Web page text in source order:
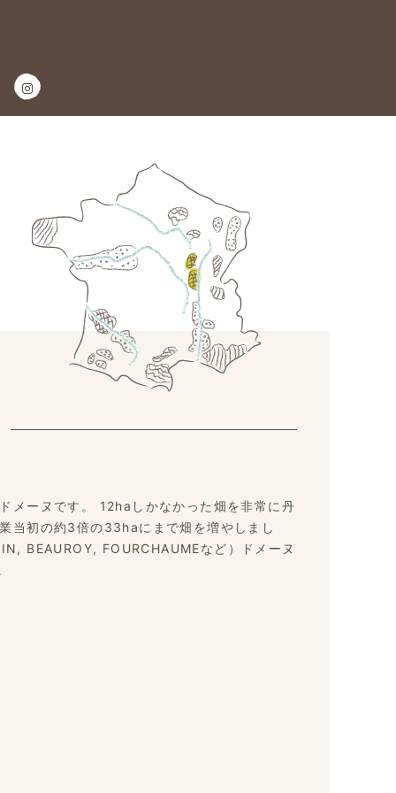
メーヌです。 12haしかなかった畑を非常に丹
当初の約3倍の33haにまで畑を増やしまし
BEAUROY, FOURCHAUMEなど）ドメーヌ